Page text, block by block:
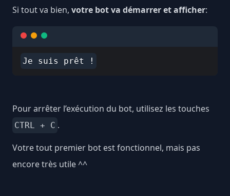
Si tout va bien, votre bot va démarrer et afficher:
Pour arrêter l’exécution du bot, utilisez les touches
CTRL + C .
Votre tout premier bot est fonctionnel, mais pas
encore très utile ^^